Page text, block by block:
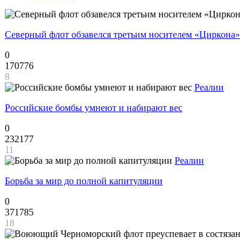
Северный флот обзавелся третьим носителем «Циркона»
0
170776
8
Реалии
Российские бомбы умнеют и набирают вес
0
232177
11
Реалии
Борьба за мир до полной капитуляции
0
371785
18